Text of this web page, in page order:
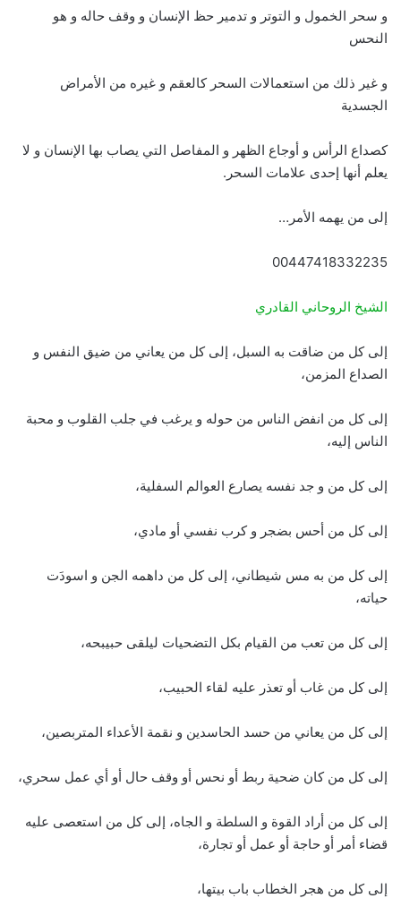
و سحر الخمول و التوتر و تدمير حظ الإنسان و وقف حاله و هو
النحس
و غير ذلك من استعمالات السحر كالعقم و غيره من الأمراض
الجسدية
كصداع الرأس و أوجاع الظهر و المفاصل التي يصاب بها الإنسان و لا
يعلم أنها إحدى علامات السحر.
إلى من يهمه الأمر…
00447418332235
الشيخ الروحاني القادري
إلى كل من ضاقت به السبل، إلى كل من يعاني من ضيق النفس و
الصداع المزمن،
إلى كل من انفض الناس من حوله و يرغب في جلب القلوب و محبة
الناس إليه،
إلى كل من و جد نفسه يصارع العوالم السفلية،
إلى كل من أحس بضجر و كرب نفسي أو مادي،
إلى كل من به مس شيطاني، إلى كل من داهمه الجن و اسودَت
حياته،
إلى كل من تعب من القيام بكل التضحيات ليلقى حبيبحه،
إلى كل من غاب أو تعذر عليه لقاء الحبيب،
إلى كل من يعاني من حسد الحاسدين و نقمة الأعداء المتربصين،
إلى كل من كان ضحية ربط أو نحس أو وقف حال أو أي عمل سحري،
إلى كل من أراد القوة و السلطة و الجاه، إلى كل من استعصى عليه
قضاء أمر أو حاجة أو عمل أو تجارة،
إلى كل من هجر الخطاب باب بيتها،